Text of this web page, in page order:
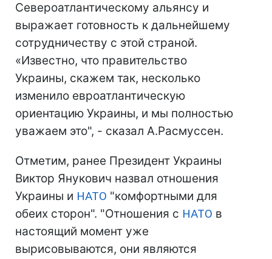
Североатлантическому альянсу и
выражает готовность к дальнейшему
сотрудничеству с этой страной.
«Известно, что правительство
Украины, скажем так, несколько
изменило евроатлантическую
ориентацию Украины, и мы полностью
уважаем это", - сказал А.Расмуссен.
Отметим, ранее Президент Украины
Виктор Янукович назвал отношения
Украины и НАТО "комфортными для
обеих сторон". "Отношения с НАТО в
настоящий момент уже
вырисовываются, они являются